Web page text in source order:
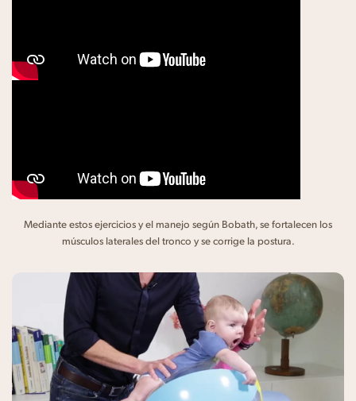
Mediante estos ejercicios y el manejo según Bobath, se fortalecen los
músculos laterales del tronco y se corrige la postura.